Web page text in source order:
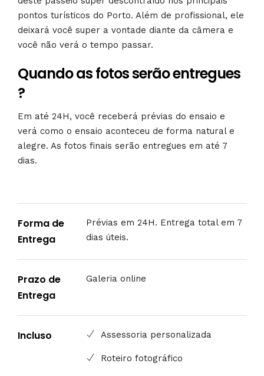
pontos turísticos do Porto. Além de profissional, ele
deixará você super a vontade diante da câmera e
você não verá o tempo passar.
Quando as fotos serão entregues
?
Em até 24H, você receberá prévias do ensaio e
verá como o ensaio aconteceu de forma natural e
alegre. As fotos finais serão entregues em até 7
dias.
Forma de
Entrega
Prévias em 24H. Entrega total em 7
dias úteis.
Prazo de
Entrega
Galeria online
Incluso Assessoria personalizada
Roteiro fotográfico